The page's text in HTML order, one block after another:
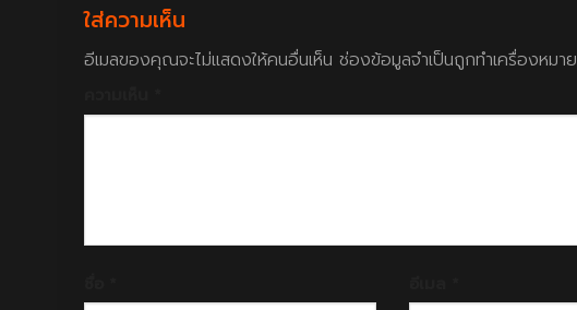
ใส่ความเห็น
อีเมลของคุณจะไม่แสดงให้คนอื่นเห็น ช่องข้อมูลจำเป็นถูกทำเครื่องหมาย